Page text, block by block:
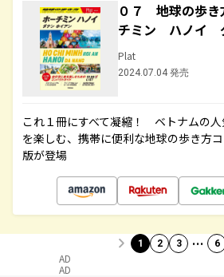
０７ 地球の歩
チミン ハノイ
Plat
2024.07.04 発売
これ１冊にすべて凝縮！ ベトナムの
を楽しむ、携帯に便利な地球の歩き方
版が登場
1 2 3 … 6
AD
AD